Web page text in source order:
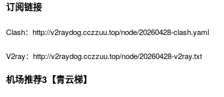
订阅链接
Clash：http://v2raydog.cczzuu.top/node/20260428-clash.yaml
V2ray：http://v2raydog.cczzuu.top/node/20260428-v2ray.txt
机场推荐3【青云梯】